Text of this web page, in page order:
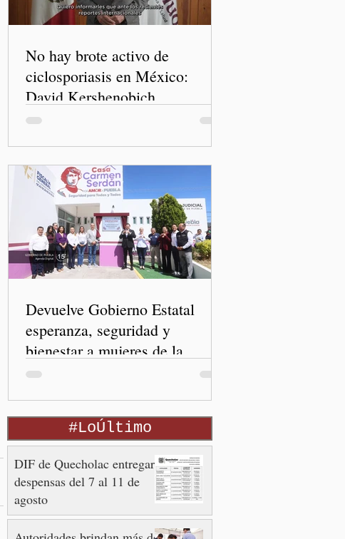
No hay brote activo de
ciclosporiasis en México:
David Kershenobich
Devuelve Gobierno Estatal
esperanza, seguridad y
bienestar a mujeres de la
periferia urbana
#LoÚltimo
DIF de Quecholac entregará
despensas del 7 al 11 de
agosto